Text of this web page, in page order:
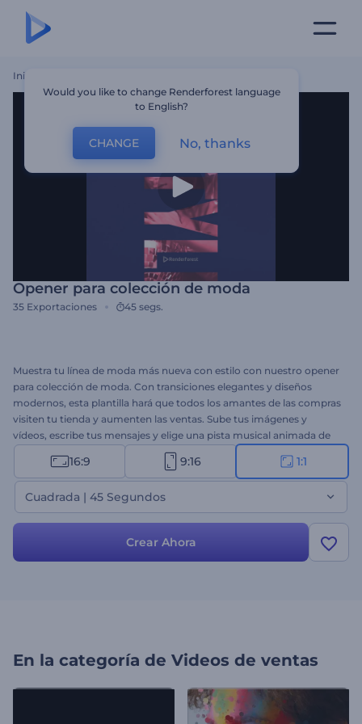
Inicio
Opener para colección de moda
35 Exportaciones 45 segs.
Muestra tu línea de moda más nueva con estilo con nuestro opener
para colección de moda. Con transiciones elegantes y diseños
modernos, esta plantilla hará que todos los amantes de las compras
visiten tu tienda y aumenten las ventas. Sube tus imágenes y
vídeos, escribe tus mensajes y elige una pista musical animada de
fondo. Perfecta para lanzar colecciones de temporada,
promocionar piezas de diseñador o crear vídeos promocionales
con estilo. ¡Crea la tuya ahora y cautiva a los amantes de la moda
con cada look!
16:9 9:16 1:1
Cuadrada | 45 Segundos
Crear Ahora
En la categoría de Videos de ventas
Would you like to change Renderforest language
to English?
CHANGE No, thanks